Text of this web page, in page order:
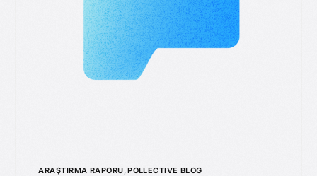
ARAŞTIRMA RAPORU ,POLLECTIVE BLOG